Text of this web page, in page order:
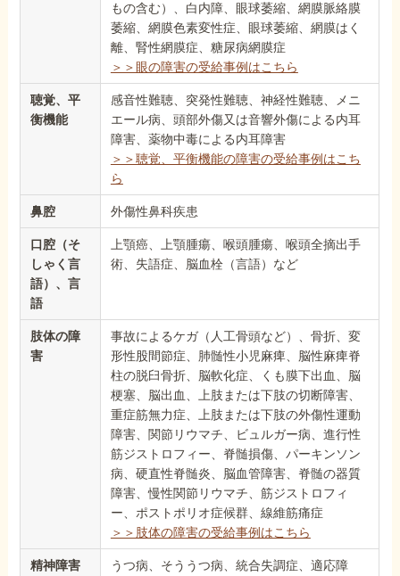
もの含む）、白内障、眼球萎縮、網膜脈絡膜
萎縮、網膜色素変性症、眼球萎縮、網膜はく
離、腎性網膜症、糖尿病網膜症
＞＞眼の障害の受給事例はこちら
聴覚、平
衡機能
感音性難聴、突発性難聴、神経性難聴、メニ
エール病、頭部外傷又は音響外傷による内耳
障害、薬物中毒による内耳障害
＞＞聴覚、平衡機能の障害の受給事例はこち
ら
鼻腔 外傷性鼻科疾患
口腔（そ
しゃく言
語）、言
語
上顎癌、上顎腫瘍、喉頭腫瘍、喉頭全摘出手
術、失語症、脳血栓（言語）など
肢体の障
害
事故によるケガ（人工骨頭など）、骨折、変
形性股間節症、肺髄性小児麻痺、脳性麻痺脊
柱の脱臼骨折、脳軟化症、くも膜下出血、脳
梗塞、脳出血、上肢または下肢の切断障害、
重症筋無力症、上肢または下肢の外傷性運動
障害、関節リウマチ、ビュルガー病、進行性
筋ジストロフィー、脊髄損傷、パーキンソン
病、硬直性脊髄炎、脳血管障害、脊髄の器質
障害、慢性関節リウマチ、筋ジストロフィ
ー、ポストポリオ症候群、線維筋痛症
＞＞肢体の障害の受給事例はこちら
精神障害 うつ病、そううつ病、統合失調症、適応障